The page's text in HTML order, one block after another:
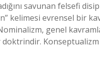
savunan felsefi
kelimesi evrensel bir
genel
Konseptualizm